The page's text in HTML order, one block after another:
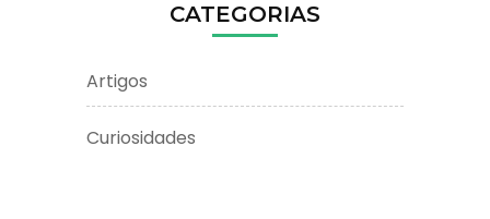
CATEGORIAS
Artigos
Curiosidades